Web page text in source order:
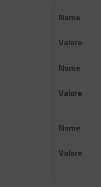
Nome
Valore
Nome
Valore
Nome
Valore